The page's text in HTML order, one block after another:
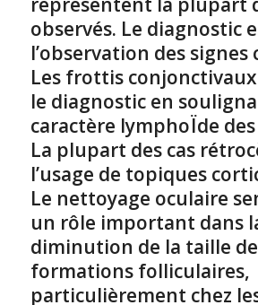
observés. Le diagnostic
l’observation des signes
Les frottis
le diagnostic en
caractère lymphoÏde
La plupart des cas
l’usage de topiques
Le nettoyage oculaire
un rôle important dans
diminution de la taille
formations folliculaires,
particulièrement chez